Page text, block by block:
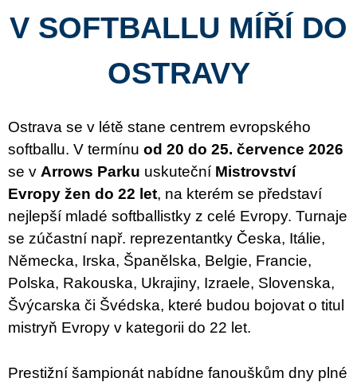
V SOFTBALLU MÍŘÍ DO
OSTRAVY
Ostrava se v létě stane centrem evropského
softballu. V termínu od 20 do 25. července 2026
se v Arrows Parku uskuteční Mistrovství
Evropy žen do 22 let, na kterém se představí
nejlepší mladé softballistky z celé Evropy. Turnaje
se zúčastní např. reprezentantky Česka, Itálie,
Německa, Irska, Španělska, Belgie, Francie,
Polska, Rakouska, Ukrajiny, Izraele, Slovenska,
Švýcarska či Švédska, které budou bojovat o titul
mistryň Evropy v kategorii do 22 let.
Prestižní šampionát nabídne fanouškům dny plné